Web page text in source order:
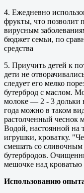
4. Ежедневно
фрукты, что позволит
вирусным
бюджет семьи, по
средства
5. Приучить детей к
дети не
следует его мелко
бутерброд с маслом.
молоке — 2 - 3 дольки
года можно в таком
растолченный чеснок
Водой, настоянной на
игрушки, кроватку.
смешать со сливочным
бутербродов.
мешочке над
Использованию